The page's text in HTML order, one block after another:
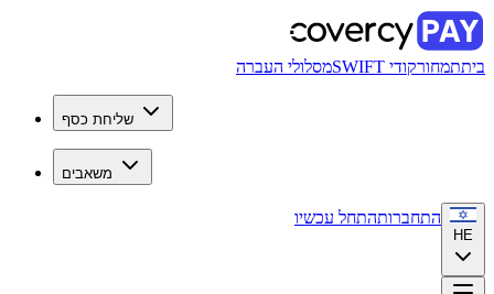
ביתתמחורקודי SWIFT מסלולי העברה
שליחת כסף
משאבים
HE
התחברותהתחל עכשיו